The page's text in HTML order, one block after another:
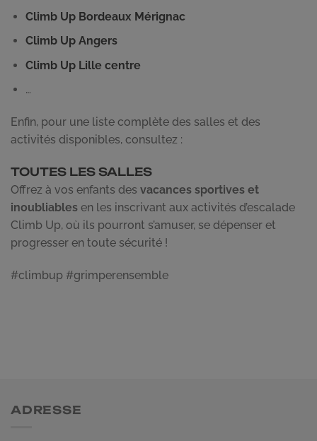
Climb Up Bordeaux Mérignac
Climb Up Angers
Climb Up Lille centre
…
Enfin, pour une liste complète des salles et des
activités disponibles, consultez :
TOUTES LES SALLES
Offrez à vos enfants des vacances sportives et
inoubliables en les inscrivant aux activités d’escalade
Climb Up, où ils pourront s’amuser, se dépenser et
progresser en toute sécurité !
#climbup #grimperensemble
ADRESSE